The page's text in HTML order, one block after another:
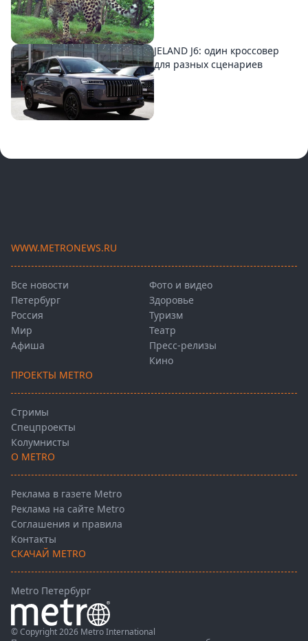
JELAND J6: один кроссовер
для разных сценариев
WWW.METRONEWS.RU
Все новости
Петербург
Россия
Мир
Афиша
Фото и видео
Здоровье
Туризм
Театр
Пресс-релизы
Кино
ПРОЕКТЫ METRO
Стримы
Спецпроекты
Колумнисты
О METRO
Реклама в газете Metro
Реклама на сайте Metro
Соглашения и правила
Контакты
СКАЧАЙ METRO
Metro Петербург
© Copyright 2026 Metro International